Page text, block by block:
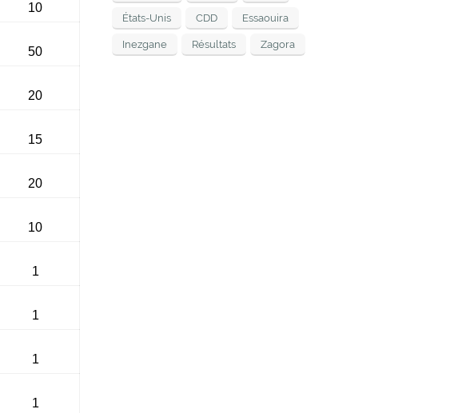
10
50
20
15
20
10
1
1
1
1
États-Unis CDD Essaouira
Inezgane Résultats Zagora